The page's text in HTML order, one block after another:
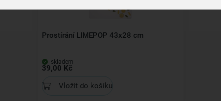
Prostírání LIMEPOP 43x28 cm
skladem
39,00 Kč
Vložit do košíku